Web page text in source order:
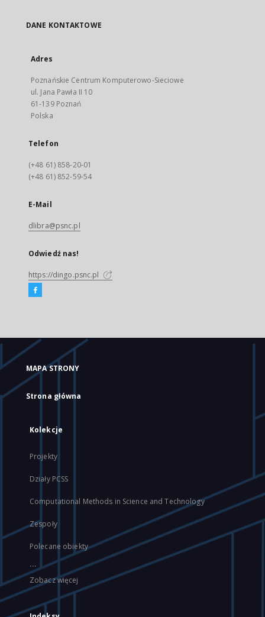
DANE KONTAKTOWE
Adres
Poznańskie Centrum Komputerowo-Sieciowe
ul. Jana Pawła II 10
61-139 Poznań
Polska
Telefon
(+48 61) 858-20-01
(+48 61) 852-59-54
E-Mail
dlibra@psnc.pl
Odwiedź nas!
https://dingo.psnc.pl
MAPA STRONY
Strona główna
Kolekcje
Projekty
Działy PCSS
Computational Methods in Science and Technology
Zespoły
Polecane obiekty
...
Zobacz więcej